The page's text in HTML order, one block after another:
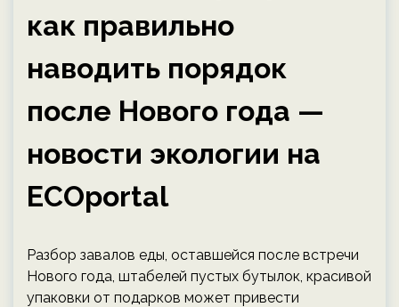
как правильно
наводить порядок
после Нового года —
новости экологии на
ECOportal
Разбор завалов еды, оставшейся после встречи
Нового года, штабелей пустых бутылок, красивой
упаковки от подарков может привести